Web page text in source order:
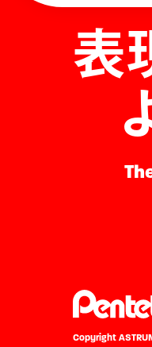
表
Copyright